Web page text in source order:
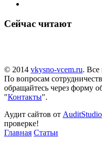
Сейчас читают
© 2014 vkysno-vcem.ru. Все
По вопросам
обращайтесь через форму
"Контакты".
Аудит сайтов от AuditStudio
проверке!
Главная Статьи